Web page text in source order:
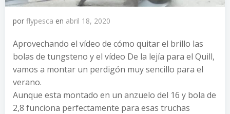
por flypesca en abril 18, 2020
Aprovechando el vídeo de cómo quitar el brillo las
bolas de tungsteno y el vídeo De la lejía para el Quill,
vamos a montar un perdigón muy sencillo para el
verano.
Aunque esta montado en un anzuelo del 16 y bola de
2,8 funciona perfectamente para esas truchas